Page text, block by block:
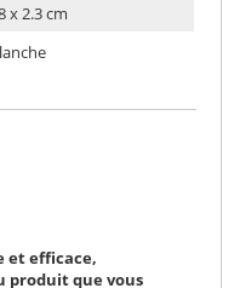
x 2.3 cm
et efficace,
produit que vous